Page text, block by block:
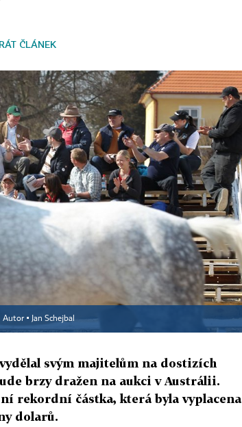
ČLÁNEK
Autor ▪ Jan Schejbal
svým majitelům na dostizích
brzy dražen na aukci v Austrálii.
rekordní částka, která byla vyplacena
dolarů.